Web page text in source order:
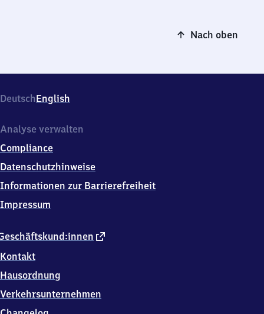
Nach oben
DeutschEnglish
externer
Kontakt
Hausordnung
Verkehrsunternehmen
Analyse verwalten
Compliance
Datenschutzhinweise
Informationen zur Barrierefreiheit
Impressum